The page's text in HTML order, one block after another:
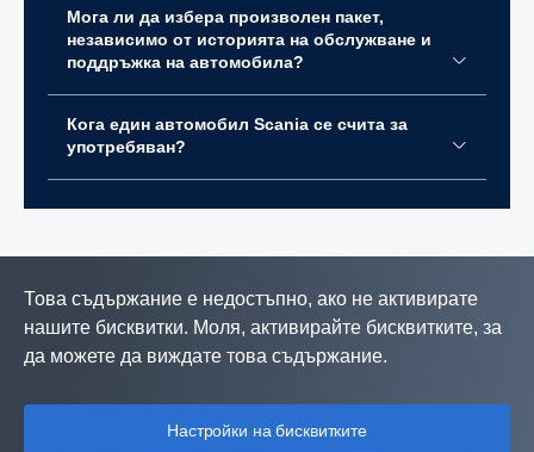
Мога ли да избера произволен пакет,
независимо от историята на обслужване и
поддръжка на автомобила?
Кога един автомобил Scania се счита за
употребяван?
Това съдържание е недостъпно, ако не активирате
нашите бисквитки. Моля, активирайте бисквитките, за
да можете да виждате това съдържание.
Настройки на бисквитките